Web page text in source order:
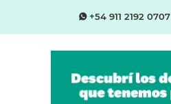
+54 911 2192 0707